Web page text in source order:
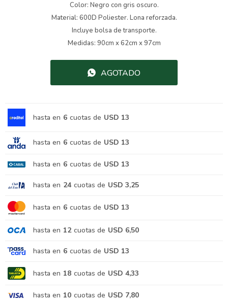
Color: Negro con gris oscuro.
Material: 600D Poliester. Lona reforzada.
Incluye bolsa de transporte.
Medidas: 90cm x 62cm x 97cm
AGOTADO
hasta en 6 cuotas de USD 13
hasta en 6 cuotas de USD 13
hasta en 6 cuotas de USD 13
hasta en 24 cuotas de USD 3,25
hasta en 6 cuotas de USD 13
hasta en 12 cuotas de USD 6,50
hasta en 6 cuotas de USD 13
hasta en 18 cuotas de USD 4,33
hasta en 10 cuotas de USD 7,80